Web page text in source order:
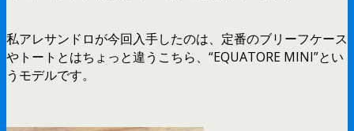
私アレサンドロが今回入手したのは、定番のブリーフケース
やトートとはちょっと違うこちら、“EQUATORE MINI”とい
うモデルです。